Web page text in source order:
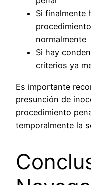
Si finalmente
normalmente
Si hay
criterios ya
Es importante
presunción de
procedimiento
temporalmente la